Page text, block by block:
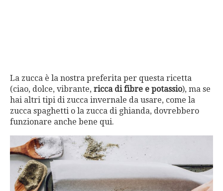
La zucca è la nostra preferita per questa ricetta
(ciao, dolce, vibrante, ricca di fibre e potassio), ma se
hai altri tipi di zucca invernale da usare, come la
zucca spaghetti o la zucca di ghianda, dovrebbero
funzionare anche bene qui.